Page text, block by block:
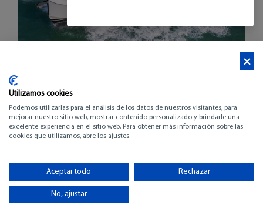
BENETEAU GRAND
TRAWLER 62
-
Utilizamos cookies
Podemos utilizarlas para el análisis de los datos de nuestros visitantes, para
mejorar nuestro sitio web, mostrar contenido personalizado y brindarle una
excelente experiencia en el sitio web. Para obtener más información sobre las
cookies que utilizamos, abre los ajustes.
Aceptar todo Rechazar
No, ajustar